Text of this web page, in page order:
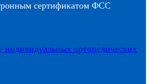
сертификатом ФСС
индивидуальных ортопедических